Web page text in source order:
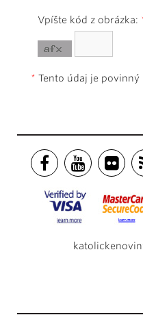
Vpíšte kód z obrázka:
* Tento údaj je povinný